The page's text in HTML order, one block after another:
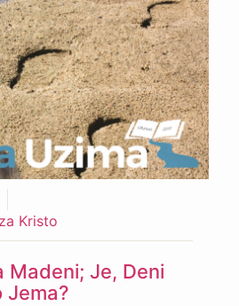
Kristo
Madeni; Je, Deni
Jema?